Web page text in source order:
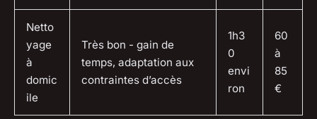
Netto
yage
à
domic
ile
Très bon - gain de
temps, adaptation aux
contraintes d’accès
1h3
0
envi
ron
60
à
85
€